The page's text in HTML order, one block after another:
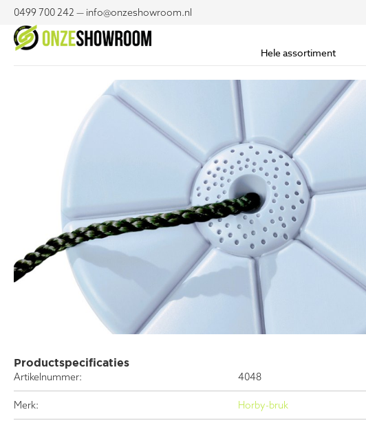
0499 700 242 — info@onzeshowroom.nl
Hele assortiment
Productspecificaties
Artikelnummer:
4048
Merk: Horby-bruk